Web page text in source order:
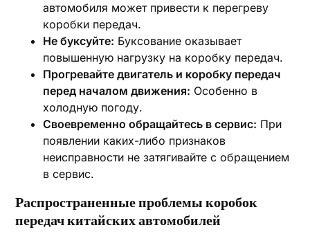
автомобиля может привести к перегреву
коробки передач.
Не буксуйте: Буксование оказывает
повышенную нагрузку на коробку передач.
Прогревайте двигатель и коробку передач
перед началом движения: Особенно в
холодную погоду.
Своевременно обращайтесь в сервис: При
появлении каких-либо признаков
неисправности не затягивайте с обращением
в сервис.
Распространенные проблемы коробок
передач китайских автомобилей